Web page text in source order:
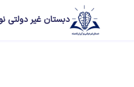
دبستان غیر دولتی